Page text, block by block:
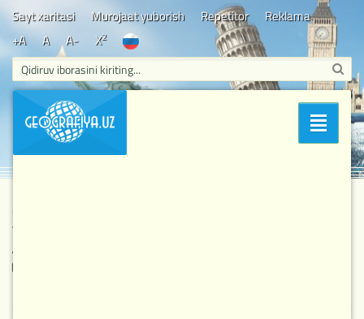
Sayt xaritasi Murojaat yuborish Repetitor
Reklama
+A
A A- X2
Bo'limlar
Bosh sahifa/Muhim va mashhur sanalar
/ Galileo Galiley 1610-yil
7-yanvarda Oy yuzidagi tog‘liklarni aniqlagan.
Galileo Galiley 1610-yil 7-yanvarda Oy yuzidagi
tog‘liklarni aniqlagan.